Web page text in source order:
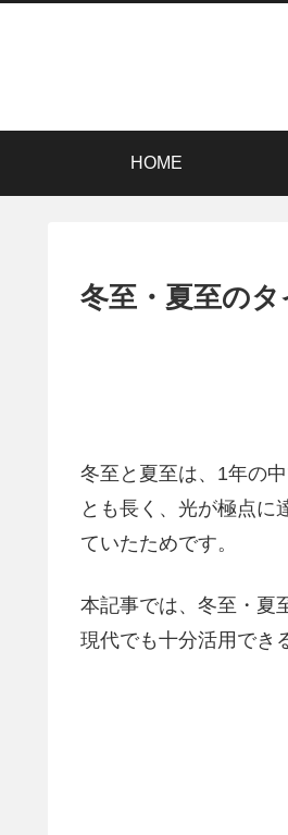
HOME
冬至・夏至の
冬至と夏至は、1年の
とも長く、光が極点に
ていたためです。
本記事では、冬至・夏
現代でも十分活用でき